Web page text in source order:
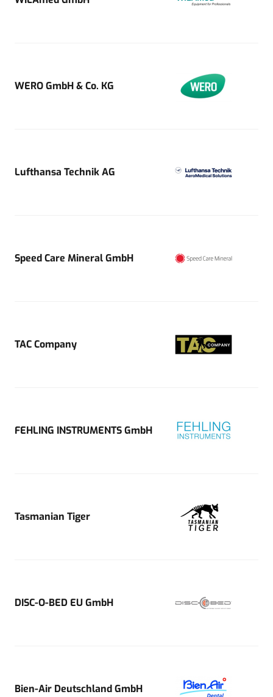
WERO GmbH & Co. KG
Lufthansa Technik AG
Speed Care Mineral GmbH
TAC Company
FEHLING INSTRUMENTS GmbH
Tasmanian Tiger
DISC-O-BED EU GmbH
Bien-Air Deutschland GmbH